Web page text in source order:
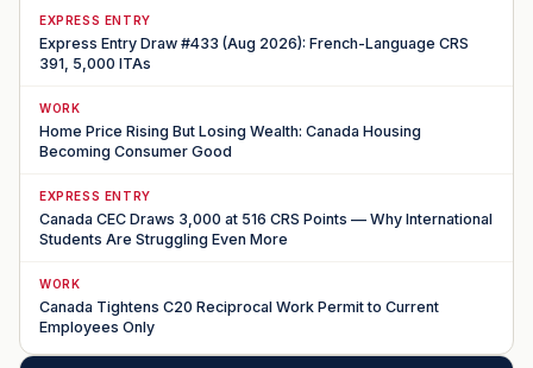
EXPRESS ENTRY
Express Entry Draw #433 (Aug 2026): French-Language CRS
391, 5,000 ITAs
WORK
Home Price Rising But Losing Wealth: Canada Housing
Becoming Consumer Good
EXPRESS ENTRY
Canada CEC Draws 3,000 at 516 CRS Points — Why International
Students Are Struggling Even More
WORK
Canada Tightens C20 Reciprocal Work Permit to Current
Employees Only